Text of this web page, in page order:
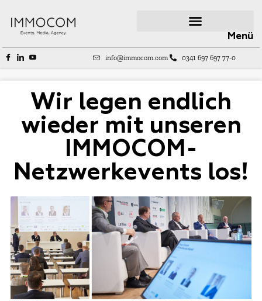
Menü
info@immocom.com 0341 697 697 77-0
Wir legen endlich
wieder mit unseren
IMMOCOM-
Netzwerkevents los!